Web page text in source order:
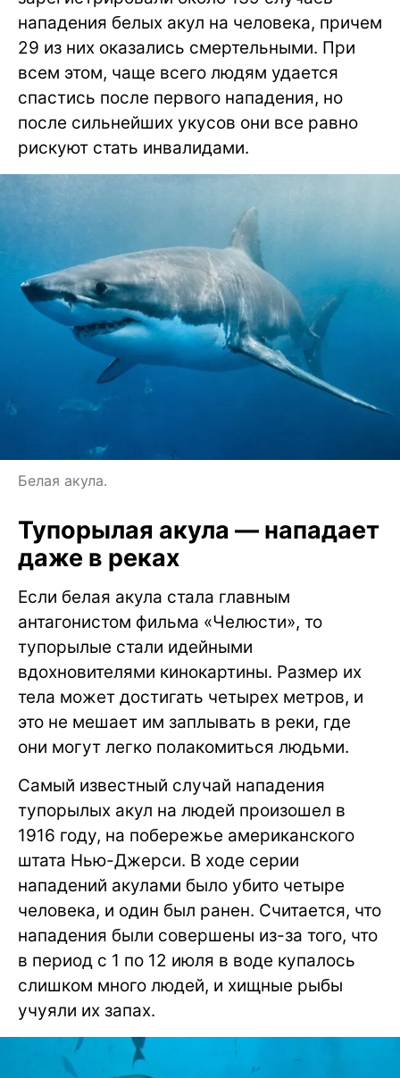
нападения белых акул на человека, причем
29 из них оказались смертельными. При
всем этом, чаще всего людям удается
спастись после первого нападения, но
после сильнейших укусов они все равно
рискуют стать инвалидами.
Белая акула.
Тупорылая акула — нападает
даже в реках
Если белая акула стала главным
антагонистом фильма «Челюсти», то
тупорылые стали идейными
вдохновителями кинокартины. Размер их
тела может достигать четырех метров, и
это не мешает им заплывать в реки, где
они могут легко полакомиться людьми.
Самый известный случай нападения
тупорылых акул на людей произошел в
1916 году, на побережье американского
штата Нью-Джерси. В ходе серии
нападений акулами было убито четыре
человека, и один был ранен. Считается, что
нападения были совершены из-за того, что
в период с 1 по 12 июля в воде купалось
слишком много людей, и хищные рыбы
учуяли их запах.